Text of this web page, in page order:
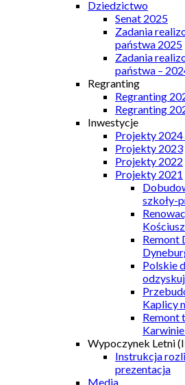
Dziedzictwo
Senat 2025
Zadania
państwa 2025
Zadania
państwa –
Regranting
Regranting
Regranting
Inwestycje
Projekty 2024
Projekty 2023
Projekty 2022
Projekty 2021
szkoły-
Remont
Polskie
Kaplicy
Remont
Wypoczynek Letni
Instrukcja
prezentacja
Media